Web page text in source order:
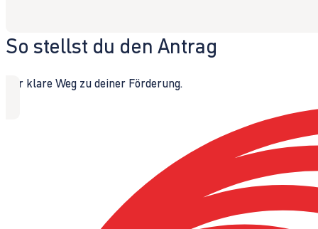
So stellst du den Antrag
Der klare Weg zu deiner Förderung.